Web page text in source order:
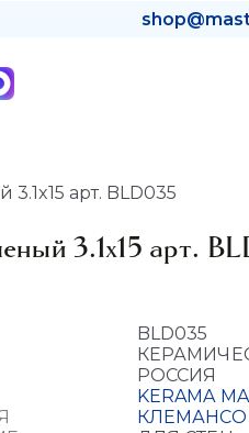
арт. BLD035
3.1x15 арт.
BLD035
РОССИЯ
KERAMA
КЛЕМАНСО